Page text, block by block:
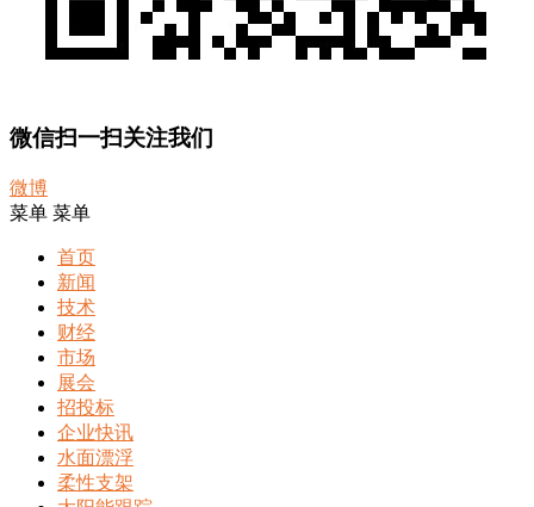
微信扫一扫关注我们
微博
菜单 菜单
首页
新闻
技术
财经
市场
展会
招投标
企业快讯
水面漂浮
柔性支架